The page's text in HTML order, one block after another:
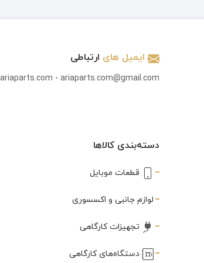
ایمیل های ارتباطی
- ariaparts.com@gmail.com
دسته‌بندی کالاها
قطعات موبایل
لوازم جانبی و اکسسوری
تجهیزات کارگاهی
دستگاه‌های کارگاهی